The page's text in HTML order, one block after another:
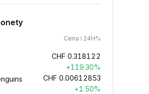
Cena i 24H%
CHF 0.318122
+119.30%
CHF 0.00612853
+1.50%